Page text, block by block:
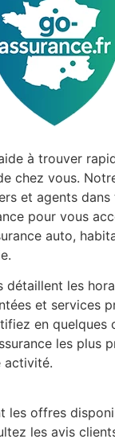
à trouver
chez vous.
et agents dans
pour vous
auto,
détaillent les
et services
en quelques
les plus
activité.
les offres
les avis